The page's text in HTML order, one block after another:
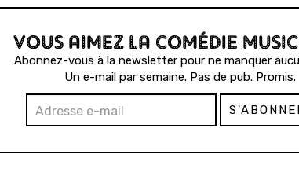
VOUS AIMEZ LA COMÉDIE
Abonnez-vous à la newsletter pour ne manquer
Un e-mail par semaine. Pas de pub. Promis.